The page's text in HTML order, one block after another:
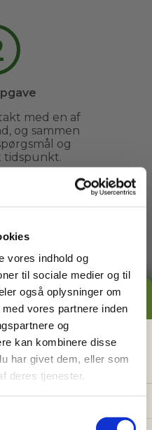
vores indhold og
til sociale medier og til
også oplysninger om
vores partnere inden
og
kan kombinere disse
har givet dem, eller som
deres tjenester.
med en af
og sammen
og
mens din
din have. Du
være
egentligat få
timepriser, eksempler